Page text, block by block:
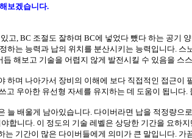
보겠습니다.
고, BC 조절도 잘하며 BC에 넣었다 뺐다 하는 공기
하는 능력과 납의 위치를 분산시키는 능력입니다. 스
해보고 기술을 어렵지 않게 발전시킬 수 있음을 스
하며 나아가서 장비의 이해에 보다 직접적인 접근이
고 우아한 유선형 자세를 유지하는 데 도움이 됩니다.
늘 배울게 남아있습니다. 다이버라면 납을 적정량으
합니다. 이 정도의 기술 레벨은 상당한 기간을 요하
는 기간이 많은 다이버들에게 의미가 큰 말입니다. 가